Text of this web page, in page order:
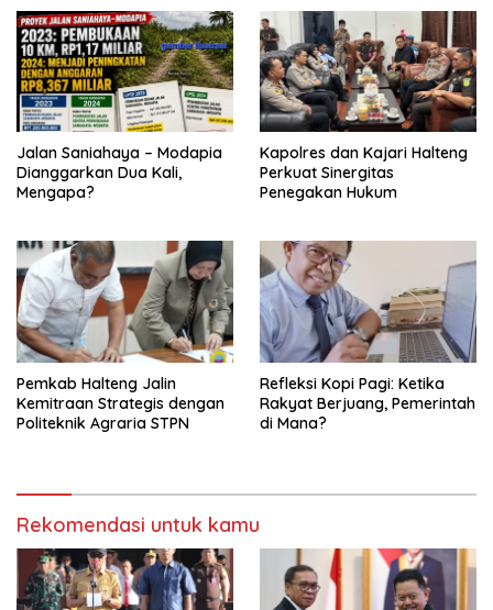
Jalan Saniahaya – Modapia
Dianggarkan Dua Kali,
Mengapa?
Kapolres dan Kajari Halteng
Perkuat Sinergitas
Penegakan Hukum
Pemkab Halteng Jalin
Kemitraan Strategis dengan
Politeknik Agraria STPN
Refleksi Kopi Pagi: Ketika
Rakyat Berjuang, Pemerintah
di Mana?
Rekomendasi untuk kamu